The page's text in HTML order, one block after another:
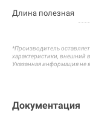
Длина полезная
*Производитель
характеристики, внешний
Указанная информация не
Документация